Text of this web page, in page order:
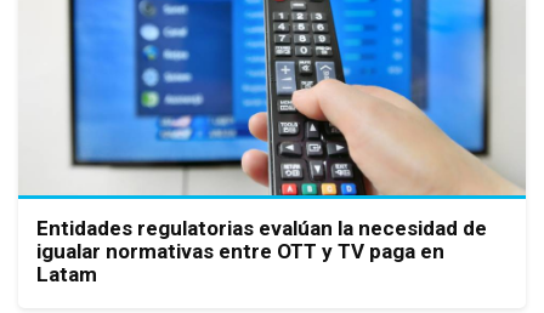
Entidades regulatorias evalúan la necesidad de
igualar normativas entre OTT y TV paga en
Latam